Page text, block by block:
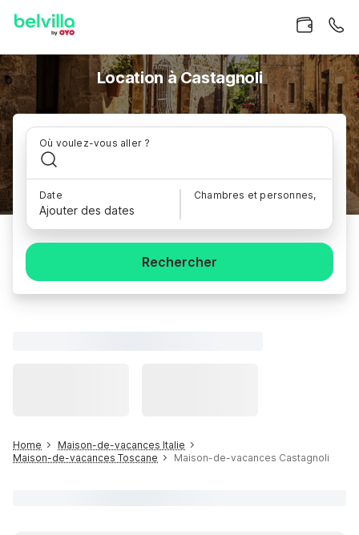
Location à Castagnoli
Où voulez-vous aller ?
Date
Ajouter des dates
Chambres et personnes,
Rechercher
Home
Maison-de-vacances Italie
Maison-de-vacances Toscane
Maison-de-vacances Castagnoli